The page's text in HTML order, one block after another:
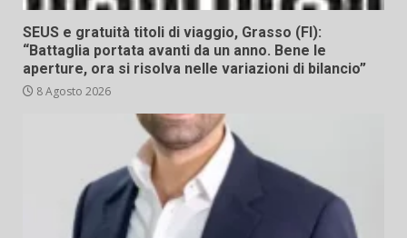
SEUS e gratuità titoli di viaggio, Grasso (FI):
“Battaglia portata avanti da un anno. Bene le
aperture, ora si risolva nelle variazioni di bilancio”
8 Agosto 2026